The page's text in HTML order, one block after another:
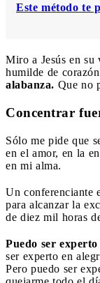
Este método te
Miro a Jesús en su
humilde de
alabanza. Que no
Concentrar
Sólo me pide que
en el amor, en la
en mi alma.
Un conferenciante
para alcanzar la
de diez mil horas
Puedo ser
ser experto en
Pero puedo ser